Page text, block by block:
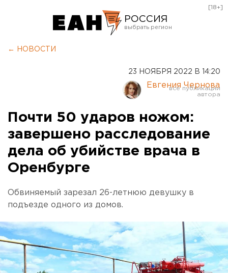
РОССИЯ
Курган
Оренбург
[18+]
← НОВОСТИ
23 НОЯБРЯ 2022 В 14:20
Евгения Чернова
Почти 50 ударов ножом:
завершено расследование
дела об убийстве врача в
Оренбурге
Обвиняемый зарезал 26-летнюю девушку в
подъезде одного из домов.